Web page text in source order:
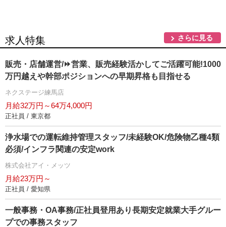
求人特集 さらに見る
販売・店舗運営/⏩️営業、販売経験活かしてご活躍可能!1000
万円越えや幹部ポジションへの早期昇格も目指せる
ネクステージ練馬店
月給32万円～64万4,000円
正社員 / 東京都
浄水場での運転維持管理スタッフ/未経験OK/危険物乙種4類
必須/インフラ関連の安定work
株式会社アイ・メッツ
月給23万円～
正社員 / 愛知県
一般事務・OA事務/正社員登用あり長期安定就業大手グルー
プでの事務スタッフ